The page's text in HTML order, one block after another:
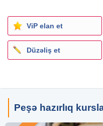
QEYD: Götürdüyümüz
veririk
Müddət 3aydır dərslər
ENDİRİMLİ qiymətdir (dərs
ViP elan et
Düzəliş et
Peşə hazırlıq